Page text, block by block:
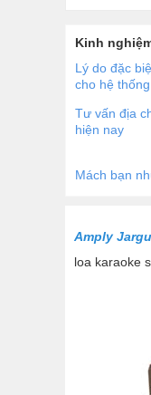
Kinh
Lý do đặc
cho hệ
Tư vấn địa
hiện nay
Mách bạn
Amply
loa karaoke